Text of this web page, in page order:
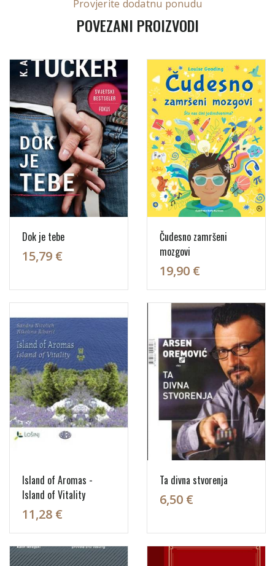
Provjerite dodatnu ponudu
POVEZANI PROIZVODI
Dok je tebe
15,79 €
Čudesno zamršeni
mozgovi
19,90 €
Island of Aromas -
Island of Vitality
11,28 €
Ta divna stvorenja
6,50 €